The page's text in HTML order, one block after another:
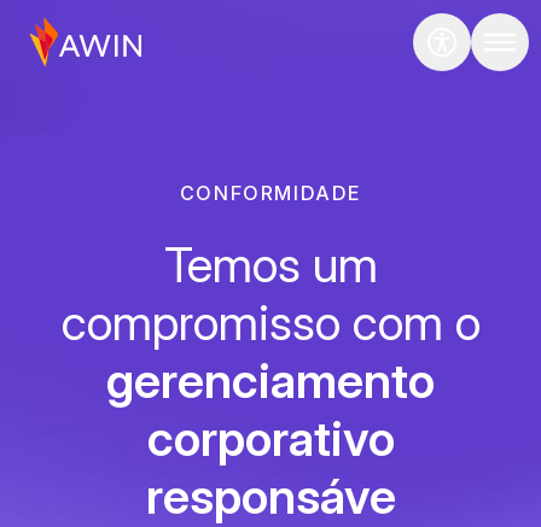
CONFORMIDADE
Temos um
compromisso com o
gerenciamento
corporativo
responsáve